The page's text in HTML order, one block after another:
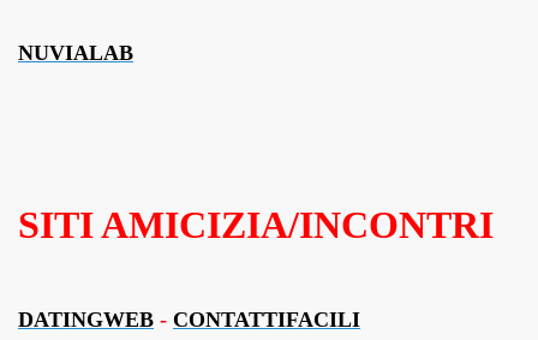
NUVIALAB
SITI AMICIZIA/INCONTRI
DATINGWEB - CONTATTIFACILI